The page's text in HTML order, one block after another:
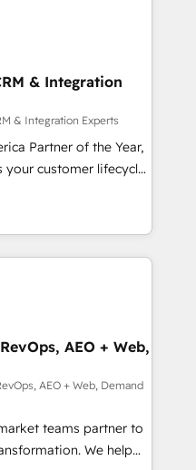
PMOとして主導。「設
▸ CMS戦略設
SEOを前提にした情報設
計をContent Hubで一体
移行支援：Salesforce・
、カスタム設計、履歴
・引用を前提にコンテ
上の導入実績 ✓
and Story to stop
debt setup
our 7 HubSpot
migrations for
Star Reviews
& Integration
& Integration Experts
Partner of the Year,
your customer lifecycle
ecosystem
Globalia (AI &
Media (Paid Media),
all three brands. 🔄
by Globalia’s
Revenue
Success Media. -
AI and custom agents
compliance
AEO + Web,
AEO + Web, Demand
teams partner to
We help